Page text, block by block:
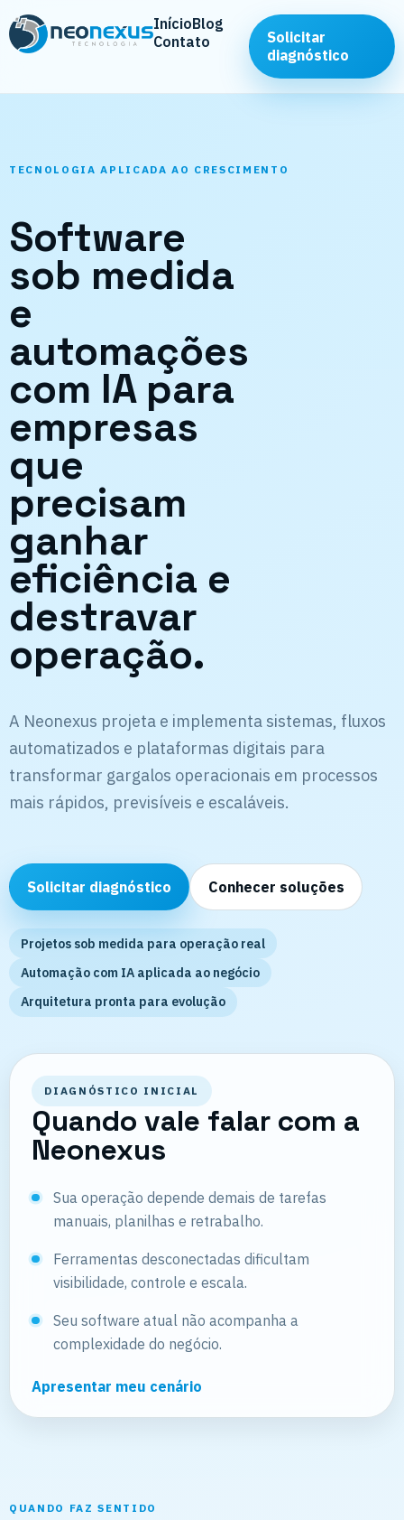
InícioBlog
Contato
Solicitar
diagnóstico
TECNOLOGIA APLICADA AO CRESCIMENTO
Software
sob medida
e
automações
com IA para
empresas
que
precisam
ganhar
eficiência e
destravar
operação.
A Neonexus projeta e implementa sistemas, fluxos
automatizados e plataformas digitais para
transformar gargalos operacionais em processos
mais rápidos, previsíveis e escaláveis.
Solicitar diagnóstico Conhecer soluções
Projetos sob medida para operação real
Automação com IA aplicada ao negócio
Arquitetura pronta para evolução
DIAGNÓSTICO INICIAL
Quando vale falar com a
Neonexus
Sua operação depende demais de tarefas
manuais, planilhas e retrabalho.
Ferramentas desconectadas dificultam
visibilidade, controle e escala.
Seu software atual não acompanha a
complexidade do negócio.
Apresentar meu cenário
QUANDO FAZ SENTIDO